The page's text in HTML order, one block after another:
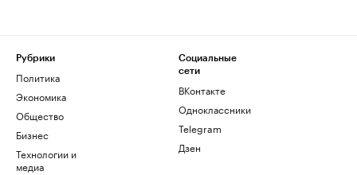
Рубрики
Политика
Экономика
Общество
Бизнес
Технологии и
медиа
Социальные
сети
ВКонтакте
Одноклассники
Telegram
Дзен